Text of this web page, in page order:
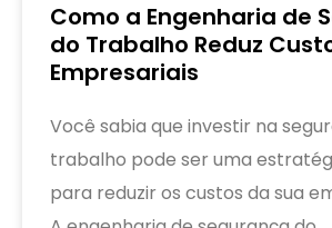
Como a Engenharia de
do Trabalho Reduz
Empresariais
Você sabia que investir na
trabalho pode ser uma
para reduzir os custos da sua